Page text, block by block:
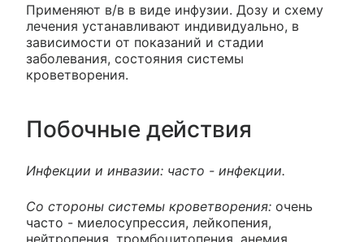
Применяют в/в в виде инфузии. Дозу и схему
лечения устанавливают индивидуально, в
зависимости от показаний и стадии
заболевания, состояния системы
кроветворения.
Побочные действия
Инфекции и инвазии: часто - инфекции.
Со стороны системы кроветворения: очень
часто - миелосупрессия, лейкопения,